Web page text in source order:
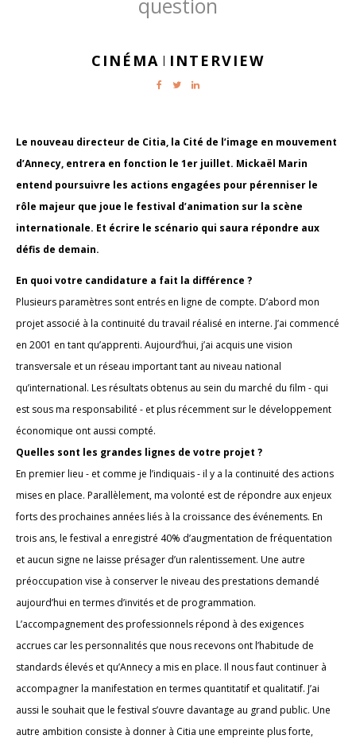
question
CINÉMA | INTERVIEW
Le nouveau directeur de Citia, la Cité de l’image en mouvement
d’Annecy, entrera en fonction le 1er juillet. Mickaël Marin
entend poursuivre les actions engagées pour pérenniser le
rôle majeur que joue le festival d’animation sur la scène
internationale. Et écrire le scénario qui saura répondre aux
défis de demain.
En quoi votre candidature a fait la différence ?
Plusieurs paramètres sont entrés en ligne de compte. D’abord mon
projet associé à la continuité du travail réalisé en interne. J’ai commencé
en 2001 en tant qu’apprenti. Aujourd’hui, j’ai acquis une vision
transversale et un réseau important tant au niveau national
qu’international. Les résultats obtenus au sein du marché du film - qui
est sous ma responsabilité - et plus récemment sur le développement
économique ont aussi compté.
Quelles sont les grandes lignes de votre projet ?
En premier lieu - et comme je l’indiquais - il y a la continuité des actions
mises en place. Parallèlement, ma volonté est de répondre aux enjeux
forts des prochaines années liés à la croissance des événements. En
trois ans, le festival a enregistré 40% d’augmentation de fréquentation
et aucun signe ne laisse présager d’un ralentissement. Une autre
préoccupation vise à conserver le niveau des prestations demandé
aujourd’hui en termes d’invités et de programmation.
L’accompagnement des professionnels répond à des exigences
accrues car les personnalités que nous recevons ont l’habitude de
standards élevés et qu’Annecy a mis en place. Il nous faut continuer à
accompagner la manifestation en termes quantitatif et qualitatif. J’ai
aussi le souhait que le festival s’ouvre davantage au grand public. Une
autre ambition consiste à donner à Citia une empreinte plus forte,